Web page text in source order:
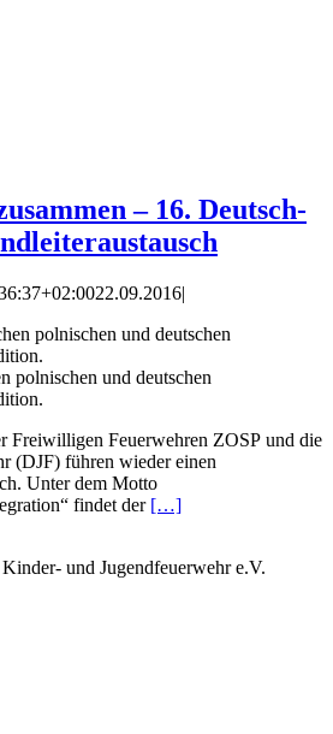
– 16. Deutsch-
22.09.2016|
polnischen und deutschen
Freiwilligen Feuerwehren ZOSP und die
(DJF) führen wieder einen
Unter dem Motto
findet der […]
und Jugendfeuerwehr e.V.